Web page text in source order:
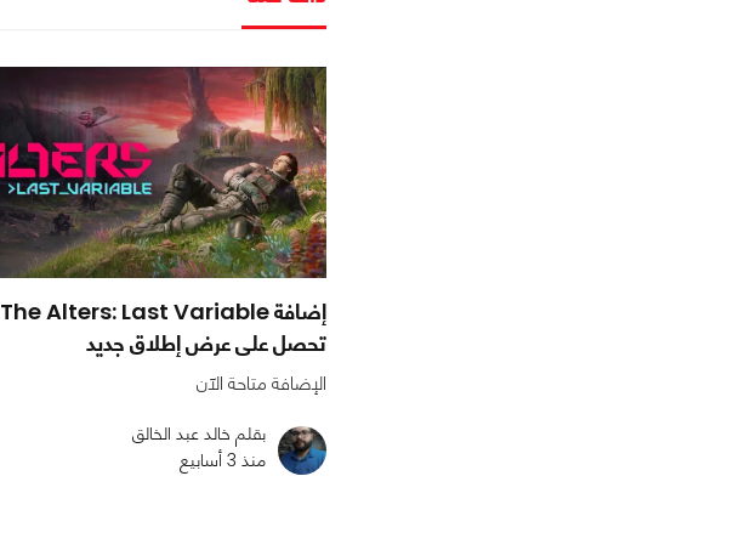
إضافة The Alters: Last Variable
تحصل على عرض إطلاق جديد
الإضافة متاحة الآن
بقلم خالد عبد الخالق
منذ 3 أسابيع